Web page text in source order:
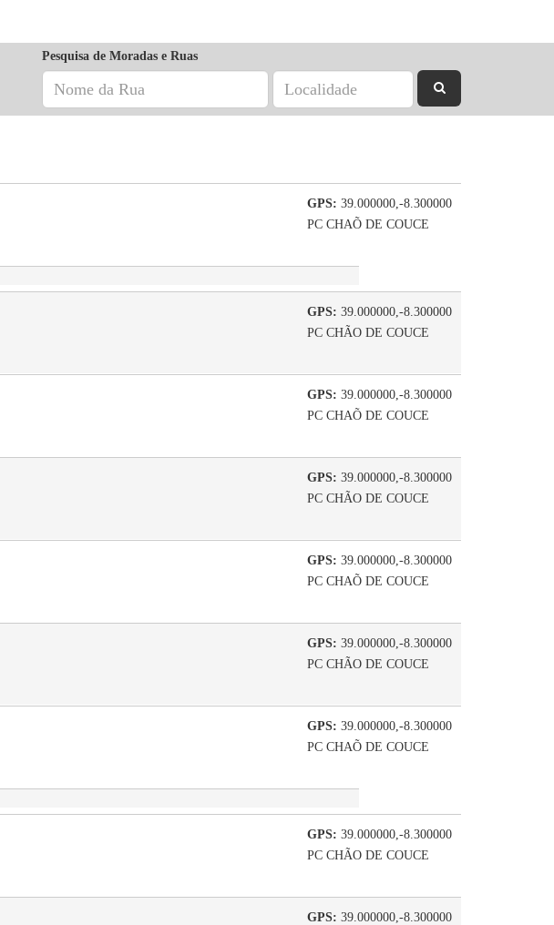
Pesquisa de Moradas e Ruas
GPS: 39.000000,-8.300000
PC CHAÕ DE COUCE
GPS: 39.000000,-8.300000
PC CHÃO DE COUCE
GPS: 39.000000,-8.300000
PC CHAÕ DE COUCE
GPS: 39.000000,-8.300000
PC CHÃO DE COUCE
GPS: 39.000000,-8.300000
PC CHAÕ DE COUCE
GPS: 39.000000,-8.300000
PC CHÃO DE COUCE
GPS: 39.000000,-8.300000
PC CHAÕ DE COUCE
GPS: 39.000000,-8.300000
PC CHÃO DE COUCE
GPS: 39.000000,-8.300000